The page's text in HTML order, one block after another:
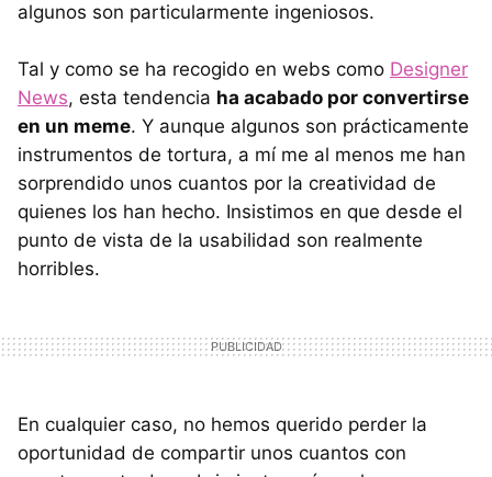
algunos son particularmente ingeniosos.
Tal y como se ha recogido en webs como Designer
News, esta tendencia ha acabado por convertirse
en un meme. Y aunque algunos son prácticamente
instrumentos de tortura, a mí me al menos me han
sorprendido unos cuantos por la creatividad de
quienes los han hecho. Insistimos en que desde el
punto de vista de la usabilidad son realmente
horribles.
En cualquier caso, no hemos querido perder la
oportunidad de compartir unos cuantos con